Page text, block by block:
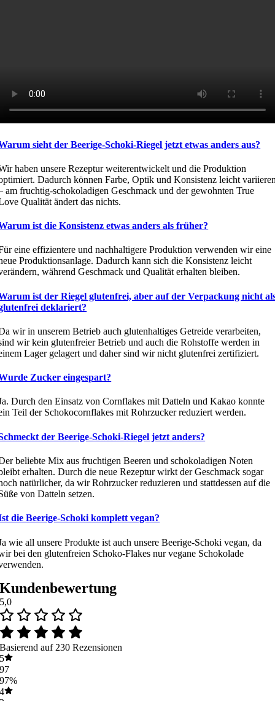
sieht der Beerige-Schoki-Riegel jetzt etwas anders aus?
haben unsere Rezeptur weiterentwickelt und die Produktion
Dadurch können Farbe, Optik und Konsistenz leicht
am fruchtig-schokoladigen Geschmack und der gewohnten True
Qualität ändert das nichts.
ist die Konsistenz etwas anders als früher?
eine effizientere und nachhaltigere Produktion verwenden wir eine
Produktionsanlage. Dadurch kann sich die Konsistenz leicht
während Geschmack und Qualität erhalten bleiben.
ist der Riegel glutenfrei, aber auf der Verpackung nicht
deklariert?
wir in unserem Betrieb auch glutenhaltiges Getreide verarbeiten,
wir kein glutenfreier Betrieb und auch die Rohstoffe werden in
Lager gelagert und daher sind wir nicht glutenfrei zertifiziert.
Zucker eingespart?
Durch den Einsatz von Cornflakes mit Datteln und Kakao konnte
Teil der Schokocornflakes mit Rohrzucker reduziert werden.
der Beerige-Schoki-Riegel jetzt anders?
beliebte Mix aus fruchtigen Beeren und schokoladigen Noten
erhalten. Durch die neue Rezeptur wirkt der Geschmack sogar
natürlicher, da wir Rohrzucker reduzieren und stattdessen auf die
von Datteln setzen.
die Beerige-Schoki komplett vegan?
wie all unsere Produkte ist auch unsere Beerige-Schoki vegan, da
bei den glutenfreien Schoko-Flakes nur vegane Schokolade
Kundenbewertung
5,0
Basierend auf 230 Rezensionen
5
97
97%
4